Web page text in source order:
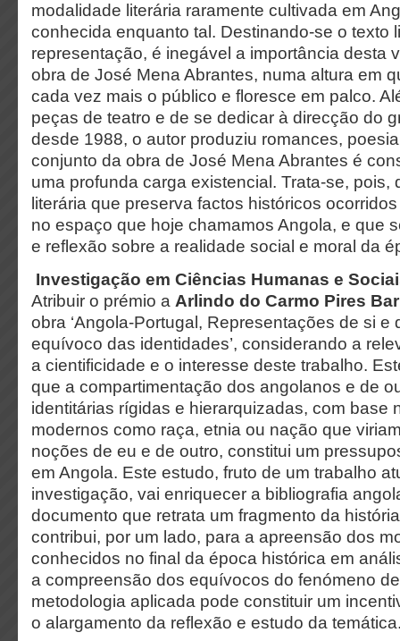
modalidade literária raramente cultivada em
conhecida enquanto tal. Destinando-se o texto
representação, é inegável a importância desta
obra de José Mena Abrantes, numa altura em
cada vez mais o público e floresce em palco.
peças de teatro e de se dedicar à direcção do
desde 1988, o autor produziu romances,
conjunto da obra de José Mena Abrantes é
uma profunda carga existencial. Trata-se, pois,
literária que preserva factos históricos
no espaço que hoje chamamos Angola, e que
e reflexão sobre a realidade social e moral da
Investigação em Ciências Humanas e
Atribuir o prémio a Arlindo do Carmo Pires
obra ‘Angola-Portugal, Representações de si e
equívoco das identidades’, considerando a
a cientificidade e o interesse deste trabalho.
que a compartimentação dos angolanos e de
identitárias rígidas e hierarquizadas, com base
modernos como raça, etnia ou nação que
noções de eu e de outro, constitui um
em Angola. Este estudo, fruto de um trabalho
investigação, vai enriquecer a bibliografia
documento que retrata um fragmento da
contribui, por um lado, para a apreensão dos
conhecidos no final da época histórica em
a compreensão dos equívocos do fenómeno
metodologia aplicada pode constituir um
o alargamento da reflexão e estudo da